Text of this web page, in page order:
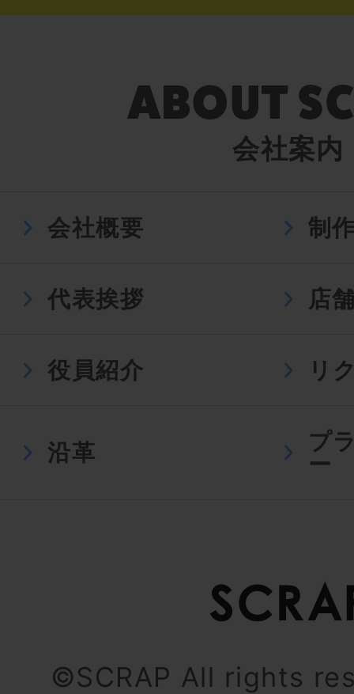
会社案内
会社概要 制
代表挨拶 店
役員紹介 リ
沿革
プ
ー
©SCRAP All rights